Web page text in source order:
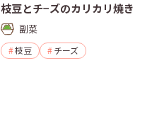
枝豆とチ−ズのカリカリ焼き
副菜
枝豆 チーズ